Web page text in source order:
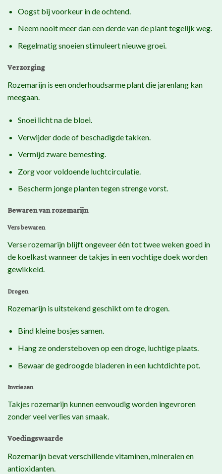
Oogst bij voorkeur in de ochtend.
Neem nooit meer dan een derde van de plant tegelijk weg.
Regelmatig snoeien stimuleert nieuwe groei.
Verzorging
Rozemarijn is een onderhoudsarme plant die jarenlang kan
meegaan.
Snoei licht na de bloei.
Verwijder dode of beschadigde takken.
Vermijd zware bemesting.
Zorg voor voldoende luchtcirculatie.
Bescherm jonge planten tegen strenge vorst.
Bewaren van rozemarijn
Vers bewaren
Verse rozemarijn blijft ongeveer één tot twee weken goed in
de koelkast wanneer de takjes in een vochtige doek worden
gewikkeld.
Drogen
Rozemarijn is uitstekend geschikt om te drogen.
Bind kleine bosjes samen.
Hang ze ondersteboven op een droge, luchtige plaats.
Bewaar de gedroogde bladeren in een luchtdichte pot.
Invriezen
Takjes rozemarijn kunnen eenvoudig worden ingevroren
zonder veel verlies van smaak.
Voedingswaarde
Rozemarijn bevat verschillende vitaminen, mineralen en
antioxidanten.